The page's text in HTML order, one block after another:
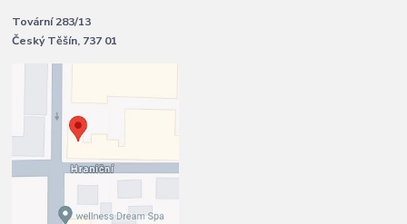
Tovární 283/13
Český Těšín, 737 01